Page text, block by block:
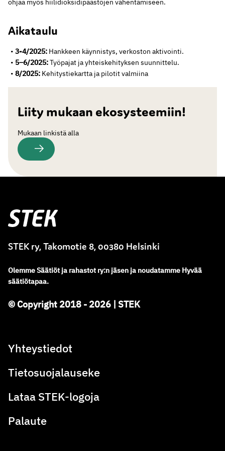
ohjaa myös hiilidioksidipäästöjen vähentämiseen.
Aikataulu
3-4/2025: Hankkeen käynnistys, verkoston aktivointi.
5–6/2025:Työpajat ja yhteiskehityksen suunnittelu.
8/2025: Kehitystiekartta ja pilotit valmiina
Liity mukaan ekosysteemiin!
Mukaan linkistä alla
Stek
STEK ry, Takomotie 8, 00380 Helsinki
OlemmeSäätiöt ja rahastot ry:n jäsen ja noudatamme Hyvää
säätiötapaa.
© Copyright 2018 - 2026 | STEK
Yhteystiedot
Tietosuojalauseke
Lataa STEK-logoja
Palaute